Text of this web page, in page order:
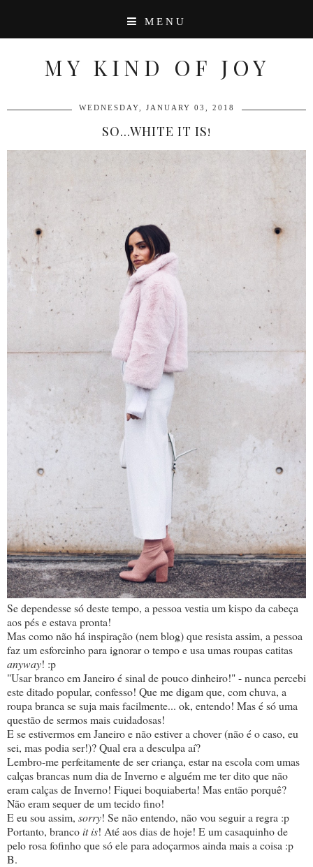
MENU
MY KIND OF JOY
WEDNESDAY, JANUARY 03, 2018
SO...WHITE IT IS!
Se dependesse só deste tempo, a pessoa vestia um kispo da cabeça
aos pés e estava pronta!
Mas como não há inspiração (nem blog) que resista assim, a pessoa
faz um esforcinho para ignorar o tempo e usa umas roupas catitas
anyway! :p
"Usar branco em Janeiro é sinal de pouco dinheiro!" - nunca percebi
este ditado popular, confesso! Que me digam que, com chuva, a
roupa branca se suja mais facilmente... ok, entendo! Mas é só uma
questão de sermos mais cuidadosas!
E se estivermos em Janeiro e não estiver a chover (não é o caso, eu
sei, mas podia ser!)? Qual era a desculpa aí?
Lembro-me perfeitamente de ser criança, estar na escola com umas
calças brancas num dia de Inverno e alguém me ter dito que não
eram calças de Inverno! Fiquei boquiaberta! Mas então porquê?
Não eram sequer de um tecido fino!
E eu sou assim, sorry! Se não entendo, não vou seguir a regra :p
Portanto, brancoit is! Até aos dias de hoje! E um casaquinho de
pelo rosa fofinho que só ele para adoçarmos ainda mais a coisa :p
B.